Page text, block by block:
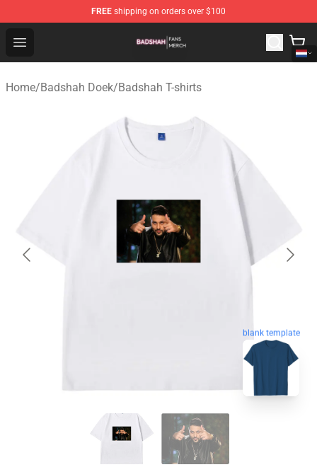
FREE shipping on orders over $100
Open menu
Badshah Shop - Official Badshah Merchandise Store
Home/Badshah Doek/Badshah T-shirts
blank template